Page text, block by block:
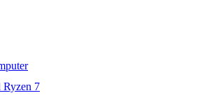
Ryzen 7